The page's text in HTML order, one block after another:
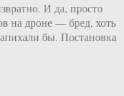
И да, просто
на дроне — бред, хоть
бы. Постановка